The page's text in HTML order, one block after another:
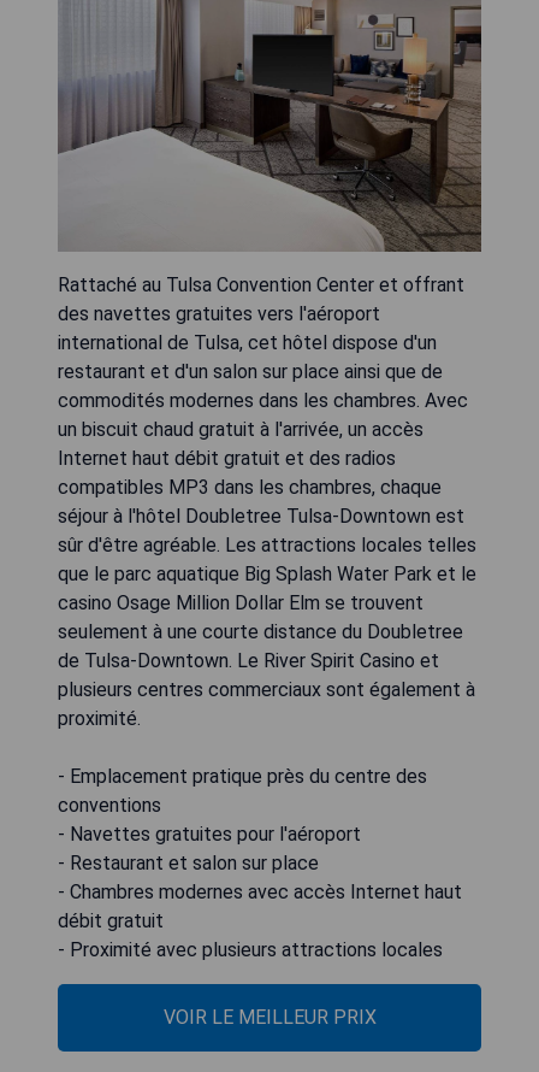
Rattaché au Tulsa Convention Center et offrant
des navettes gratuites vers l'aéroport
international de Tulsa, cet hôtel dispose d'un
restaurant et d'un salon sur place ainsi que de
commodités modernes dans les chambres. Avec
un biscuit chaud gratuit à l'arrivée, un accès
Internet haut débit gratuit et des radios
compatibles MP3 dans les chambres, chaque
séjour à l'hôtel Doubletree Tulsa-Downtown est
sûr d'être agréable. Les attractions locales telles
que le parc aquatique Big Splash Water Park et le
casino Osage Million Dollar Elm se trouvent
seulement à une courte distance du Doubletree
de Tulsa-Downtown. Le River Spirit Casino et
plusieurs centres commerciaux sont également à
proximité.
- Emplacement pratique près du centre des
conventions
- Navettes gratuites pour l'aéroport
- Restaurant et salon sur place
- Chambres modernes avec accès Internet haut
débit gratuit
- Proximité avec plusieurs attractions locales
VOIR LE MEILLEUR PRIX